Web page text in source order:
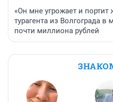
«Он мне угрожает и
турагента из Волгограда
почти миллиона рублей